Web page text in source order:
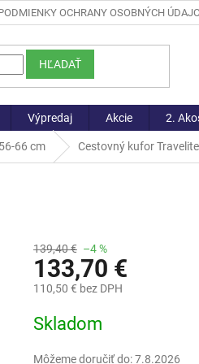
OCHRANY OSOBNÝCH
HĽADAŤ
Výpredaj Akcie 2.
66 cm Cestovný kufor
139,40 € –4 %
133,70 €
110,50 € bez DPH
cena:
Skladom
Môžeme doručiť do:7.8.2026